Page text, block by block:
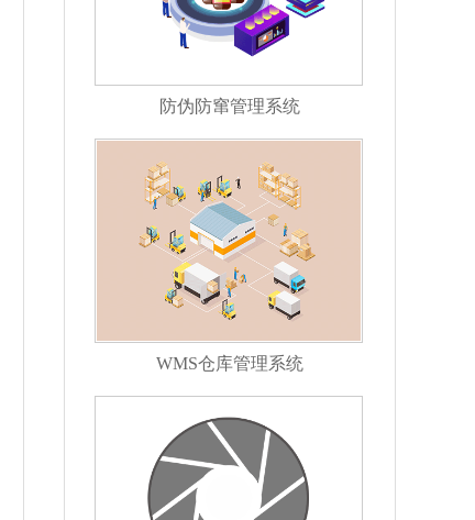
防伪防窜管理系统
WMS仓库管理系统